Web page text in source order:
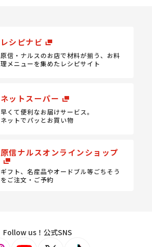
レシピナビ
原信・ナルスのお店で材料が揃う、 お料
理メニューを集めたレシピサイト
ネットスーパー
早くて便利なお届けサービス。
ネットでパッとお買い物
原信ナルスオンラインショップ
ギフト、名産品やオードブル等ごちそう
をご注文・ご予約
Follow us！公式SNS